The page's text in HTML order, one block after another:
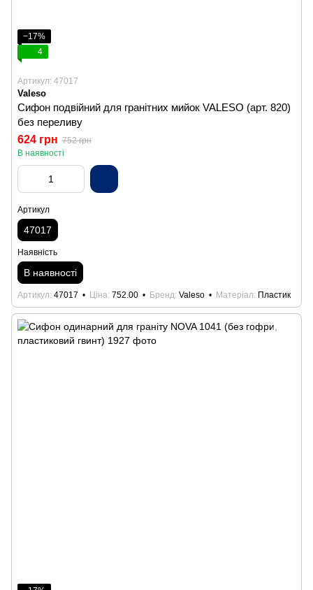
−17%
4
Артикул: 47017
Valeso
Сифон подвійний для гранітних мийок VALESO (арт. 820)
без переливу
624 грн 752 грн
В наявності
Артикул
47017
Наявність
В наявності
Артикул 47017 Ціна 752.00 Бренд Valeso Матеріал Пластик